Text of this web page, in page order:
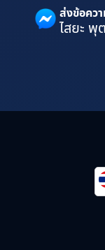
ส่งข้อคว
ไสยะ พุ